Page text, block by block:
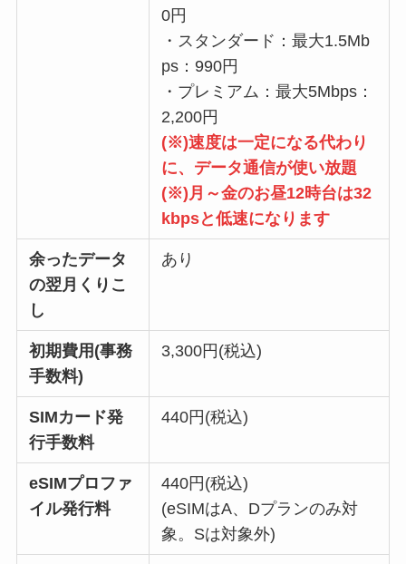
0円
・スタンダード：最大1.5Mb
ps：990円
・プレミアム：最大5Mbps：
2,200円
(※)速度は一定になる代わり
に、データ通信が使い放題
(※)月～金のお昼12時台は32
kbpsと低速になります
余ったデータ
の翌月くりこ
し
あり
初期費用(事務
手数料)
3,300円(税込)
SIMカード発
行手数料
440円(税込)
eSIMプロファ
イル発行料
440円(税込)
(eSIMはA、Dプランのみ対
象。Sは対象外)